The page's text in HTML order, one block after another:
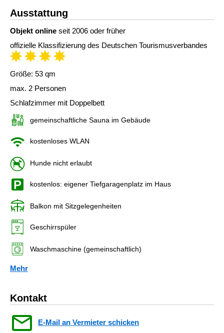
Ausstattung
Objekt online seit 2006 oder früher
offizielle Klassifizierung des Deutschen Tourismusverbandes
Größe: 53 qm
max. 2 Personen
Schlafzimmer mit Doppelbett
gemeinschaftliche Sauna im Gebäude
kostenloses WLAN
Hunde nicht erlaubt
kostenlos: eigener Tiefgaragenplatz im Haus
Balkon mit Sitzgelegenheiten
Geschirrspüler
Waschmaschine (gemeinschaftlich)
Mehr
Kontakt
E-Mail an Vermieter schicken